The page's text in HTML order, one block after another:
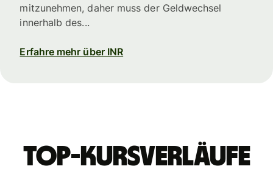
mitzunehmen, daher muss der Geldwechsel
innerhalb des...
Erfahre mehr über INR
Top-Kursverläufe